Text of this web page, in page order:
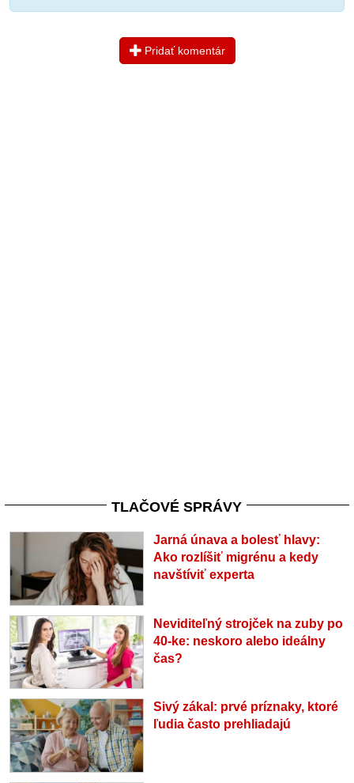
Pridať komentár
TLAČOVÉ SPRÁVY
Jarná únava a bolesť hlavy:
Ako rozlíšiť migrénu a kedy
navštíviť experta
Neviditeľný strojček na zuby po
40-ke: neskoro alebo ideálny
čas?
Sivý zákal: prvé príznaky, ktoré
ľudia často prehliadajú